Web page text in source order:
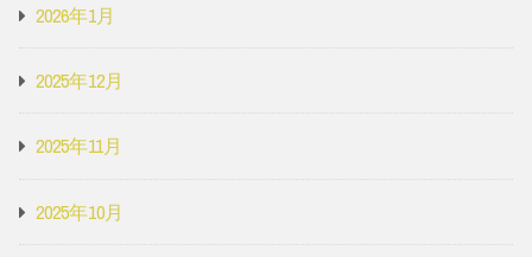
2026年1月
2025年12月
2025年11月
2025年10月